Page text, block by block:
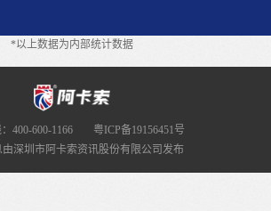
有重复的片语，在每一重复的过程中，
词。非英语母语国家的人，在学习英语
主要原因，不是嘴的问题，而是耳朵的
象、授课内容、教学条件，根据不同需
用会取得良好的教学效果，亦可以多种
，兼收并蓄，积极创新，以达到教学目
*以上数据为内部统计数据
400-600-1166
粤ICP备19156451号
由深圳市阿卡索资讯股份有限公司发布